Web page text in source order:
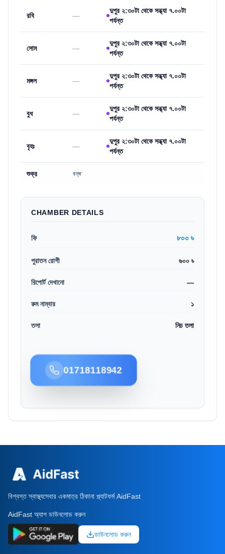
রবি —
দুপুর ২:৩০টা থেকে সন্ধ্যা ৭.০০টা
পর্যন্ত
সোম —
দুপুর ২:৩০টা থেকে সন্ধ্যা ৭.০০টা
পর্যন্ত
মঙ্গল —
দুপুর ২:৩০টা থেকে সন্ধ্যা ৭.০০টা
পর্যন্ত
বুধ —
দুপুর ২:৩০টা থেকে সন্ধ্যা ৭.০০টা
পর্যন্ত
বৃহঃ —
দুপুর ২:৩০টা থেকে সন্ধ্যা ৭.০০টা
পর্যন্ত
শুক্র বন্ধ
CHAMBER DETAILS
ফি ৮০০ ৳
পুরাতন রোগী ৬০০ ৳
রিপোর্ট দেখানো —
রুম নাম্বার ১
তলা নিচ তলা
01718118942
বিশ্বস্ত স্বাস্থ্যসেবার একমাত্র ঠিকানা প্ল্যাটফর্ম AidFast
AidFast অ্যাপ ডাউনলোড করুন
ডাউনলোড করুন